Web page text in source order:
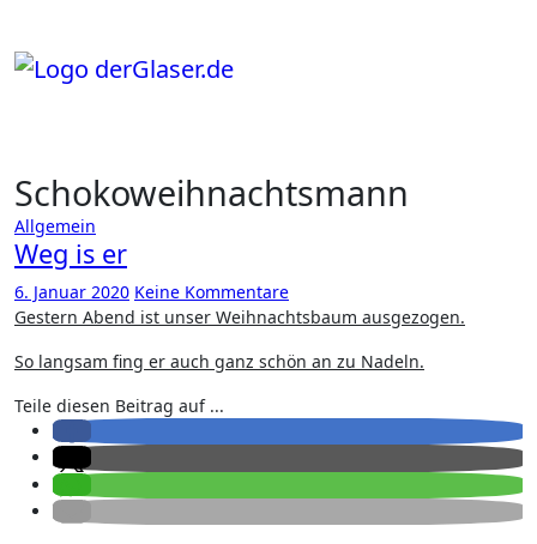
springen
Schokoweihnachtsmann
Allgemein
Weg is er
6. Januar 2020 Keine Kommentare
Gestern Abend ist unser Weihnachtsbaum ausgezogen.
So langsam fing er auch ganz schön an zu Nadeln.
Teile diesen Beitrag auf ...